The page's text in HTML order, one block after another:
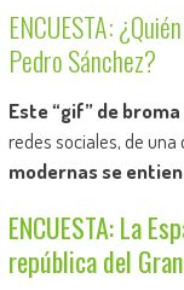
ENCUESTA:
Pedro Sánchez?
Este “gif” de broma
redes sociales, de
modernas se
ENCUESTA: La
república del